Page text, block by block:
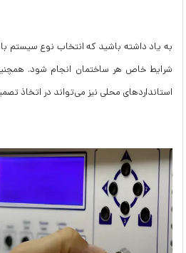
به یاد داشته باشید که انتخاب نوع سیستم
شرایط خاص هر ساختمان انجام شود.
استانداردهای محلی نیز می‌تواند در اتخاذ